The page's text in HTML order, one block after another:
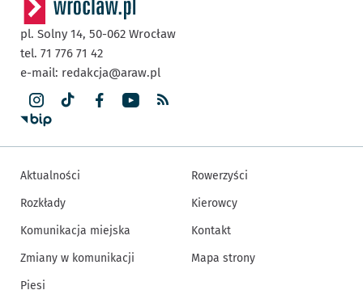
pl. Solny 14, 50-062 Wrocław
tel. 71 776 71 42
e-mail: redakcja@araw.pl
Aktualności
Rozkłady
Komunikacja miejska
Zmiany w komunikacji
Piesi
Rowerzyści
Kierowcy
Kontakt
Mapa strony